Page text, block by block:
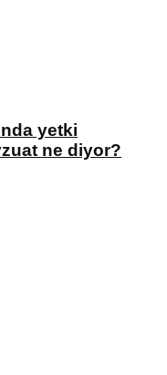
yetki
ne diyor?